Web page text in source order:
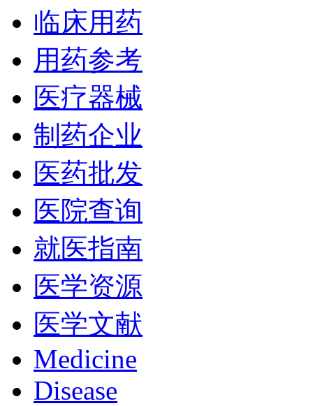
临床用药
用药参考
医疗器械
制药企业
医药批发
医院查询
就医指南
医学资源
医学文献
Medicine
Disease